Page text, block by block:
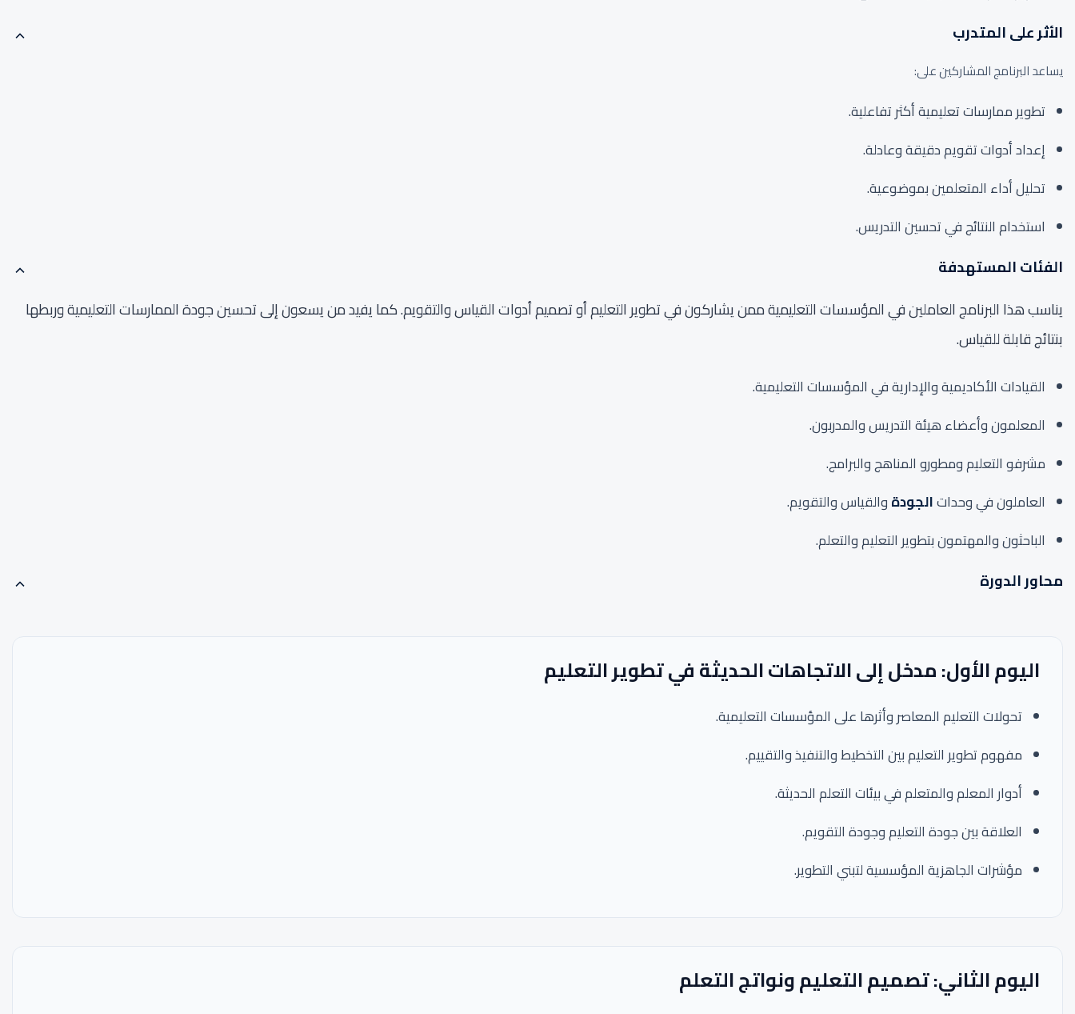
الأثر على المتدرب
يساعد البرنامج المشاركين على:
تطوير ممارسات تعليمية أكثر تفاعلية.
إعداد أدوات تقويم دقيقة وعادلة.
تحليل أداء المتعلمين بموضوعية.
استخدام النتائج في تحسين التدريس.
الفئات المستهدفة
يناسب هذا البرنامج العاملين في المؤسسات التعليمية ممن يشاركون في تطوير التعليم أو تصميم أدوات القياس والتقويم. كما يفيد من يسعون إلى تحسين جودة الممارسات التعليمية وربطها
بنتائج قابلة للقياس.
القيادات الأكاديمية والإدارية في المؤسسات التعليمية.
المعلمون وأعضاء هيئة التدريس والمدربون.
مشرفو التعليم ومطورو المناهج والبرامج.
العاملون في وحداتالجودةوالقياس والتقويم.
الباحثون والمهتمون بتطوير التعليم والتعلم.
محاور الدورة
اليوم الأول: مدخل إلى الاتجاهات الحديثة في تطوير التعليم
تحولات التعليم المعاصر وأثرها على المؤسسات التعليمية.
مفهوم تطوير التعليم بين التخطيط والتنفيذ والتقييم.
أدوار المعلم والمتعلم في بيئات التعلم الحديثة.
العلاقة بين جودة التعليم وجودة التقويم.
مؤشرات الجاهزية المؤسسية لتبني التطوير.
اليوم الثاني: تصميم التعليم ونواتج التعلم